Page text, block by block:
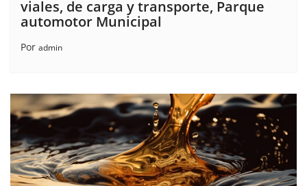
viales, de carga y transporte, Parque
automotor Municipal
Por admin